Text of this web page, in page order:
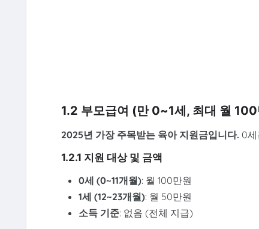
1.2 부모급여 (만 0~1세, 최대 월
2025년 가장 주목받는 육아 지원금입니다. 0세
1.2.1 지원 대상 및 금액
0세 (0~11개월): 월 100만원
1세 (12~23개월): 월 50만원
소득 기준: 없음 (전체 지급)